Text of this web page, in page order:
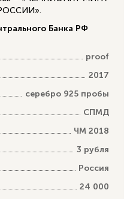
Банка РФ
proof
2017
серебро 925 пробы
СПМД
ЧМ 2018
3 рубля
Россия
24 000